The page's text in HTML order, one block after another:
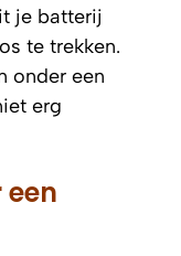
je batterij
te trekken.
onder een
erg